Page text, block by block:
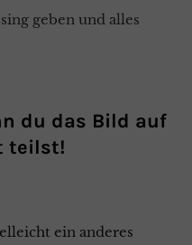
geben und alles
du das Bild auf
teilst!
ein anderes